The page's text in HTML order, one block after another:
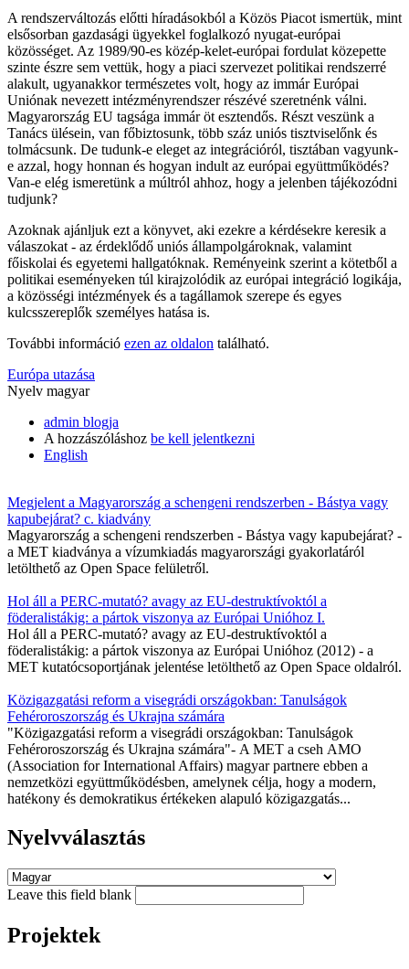
A rendszerváltozás előtti híradásokból a Közös Piacot ismertük, mint
elsősorban gazdasági ügyekkel foglalkozó nyugat-európai
közösséget. Az 1989/90-es közép-kelet-európai fordulat közepette
szinte észre sem vettük, hogy a piaci szervezet politikai rendszerré
alakult, ugyanakkor természetes volt, hogy az immár Európai
Uniónak nevezett intézményrendszer részévé szeretnénk válni.
Magyarország EU tagsága immár öt esztendős. Részt veszünk a
Tanács ülésein, van főbiztosunk, több száz uniós tisztviselőnk és
tolmácsunk. De tudunk-e eleget az integrációról, tisztában vagyunk-
e azzal, hogy honnan és hogyan indult az európai együttműködés?
Van-e elég ismeretünk a múltról ahhoz, hogy a jelenben tájékozódni
tudjunk?
Azoknak ajánljuk ezt a könyvet, aki ezekre a kérdésekre keresik a
válaszokat - az érdeklődő uniós állampolgároknak, valamint
főiskolai és egyetemi hallgatóknak. Reményeink szerint a kötetből a
politikai eseményeken túl kirajzolódik az európai integráció logikája,
a közösségi intézmények és a tagállamok szerepe és egyes
kulcsszereplők személyes hatása is.
További információ ezen az oldalon található.
Európa utazása
Nyelv magyar
admin blogja
A hozzászóláshoz be kell jelentkezni
English
Megjelent a Magyarország a schengeni rendszerben - Bástya vagy
kapubejárat? c. kiadvány
Magyarország a schengeni rendszerben - Bástya vagy kapubejárat? -
a MET kiadványa a vízumkiadás magyarországi gyakorlatáról
letölthető az Open Space felületről.
Hol áll a PERC-mutató? avagy az EU-destruktívoktól a
föderalistákig: a pártok viszonya az Európai Unióhoz I.
Hol áll a PERC-mutató? avagy az EU-destruktívoktól a
föderalistákig: a pártok viszonya az Európai Unióhoz (2012) - a
MET kutatócsoportjának jelentése letölthető az Open Space oldalról.
Közigazgatási reform a visegrádi országokban: Tanulságok
Fehéroroszország és Ukrajna számára
"Közigazgatási reform a visegrádi országokban: Tanulságok
Fehéroroszország és Ukrajna számára"- A MET a cseh AMO
(Association for International Affairs) magyar partnere ebben a
nemzetközi együttműködésben, amelynek célja, hogy a modern,
hatékony és demokratikus értékeken alapuló közigazgatás...
Nyelvválasztás
Leave this field blank
Projektek